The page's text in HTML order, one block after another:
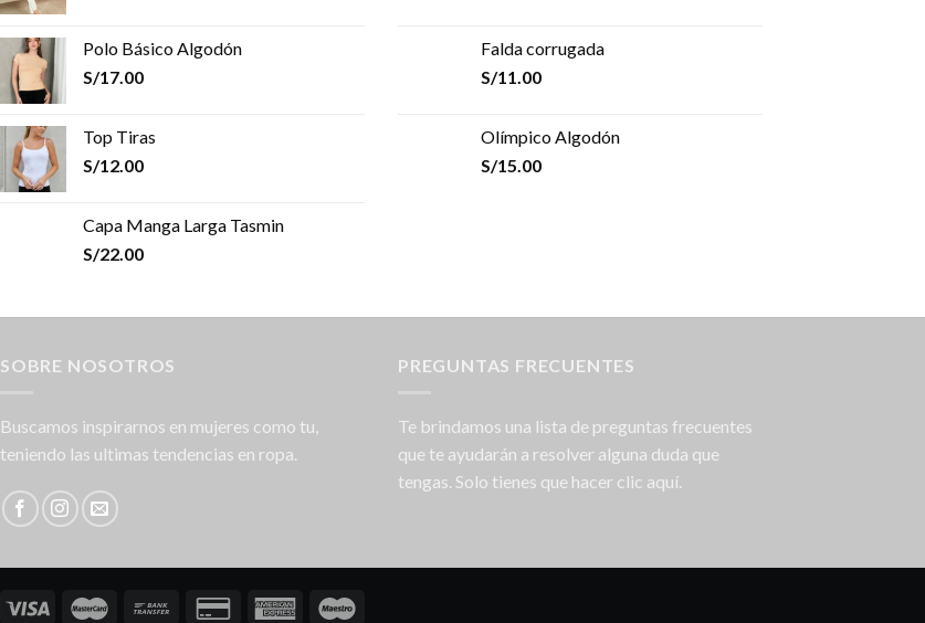
Polo Básico Algodón
S/17.00
Top Tiras
S/12.00
Capa Manga Larga Tasmin
S/22.00
Falda corrugada
S/11.00
Olímpico Algodón
S/15.00
SOBRE NOSOTROS
Buscamos inspirarnos en mujeres como tu,
teniendo las ultimas tendencias en ropa.
PREGUNTAS FRECUENTES
Te brindamos una lista de preguntas frecuentes
que te ayudarán a resolver alguna duda que
tengas. Solo tienes que hacer clic aquí.